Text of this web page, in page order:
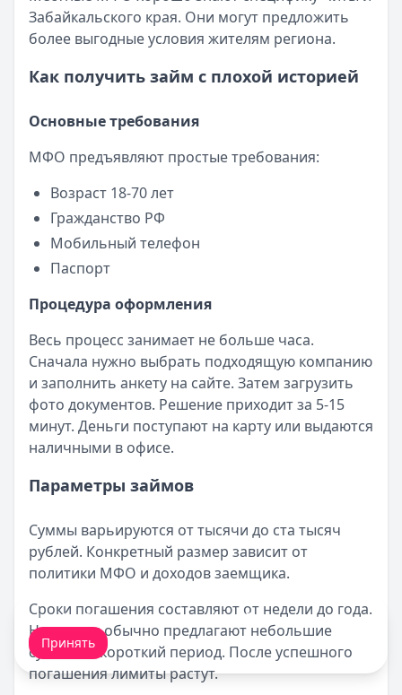
Забайкальского края. Они могут предложить
более выгодные условия жителям региона.
Как получить займ с плохой историей
Основные требования
МФО предъявляют простые требования:
Возраст 18-70 лет
Гражданство РФ
Мобильный телефон
Паспорт
Процедура оформления
Весь процесс занимает не больше часа.
Сначала нужно выбрать подходящую компанию
и заполнить анкету на сайте. Затем загрузить
фото документов. Решение приходит за 5-15
минут. Деньги поступают на карту или выдаются
наличными в офисе.
Параметры займов
Суммы варьируются от тысячи до ста тысяч
рублей. Конкретный размер зависит от
политики МФО и доходов заемщика.
Сроки погашения составляют от недели до года.
Новичкам обычно предлагают небольшие
суммы на короткий период. После успешного
погашения лимиты растут.
Мы обрабатываем ваши cookie-файлы.
Принять